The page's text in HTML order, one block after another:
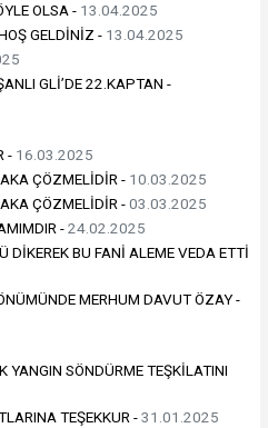
OLSA - 13.04.2025
GELDİNİZ - 13.04.2025
GLİ’DE 22.KAPTAN -
- 16.03.2025
ÇÖZMELİDİR - 10.03.2025
ÇÖZMELİDİR -03.03.2025
-24.02.2025
DİKEREK BU FANİ ALEME VEDA ETTİ
MERHUM DAVUT ÖZAY -
YANGIN SÖNDÜRME TEŞKİLATINI
TEŞEKKUR -31.01.2025